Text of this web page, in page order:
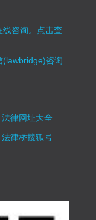
咨询。 点击查
(lawbridge)咨询
法律网址大全
法律桥搜狐号